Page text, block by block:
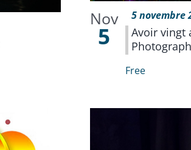
Nov
5
5 novembre
Avoir vingt
Free